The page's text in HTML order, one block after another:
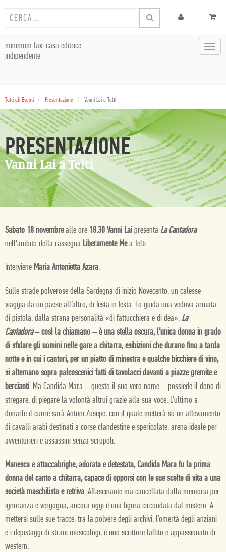
minimum fax: casa editrice
indipendente
Tutti gli Eventi Presentazione Vanni Lai a Telti
PRESENTAZIONE
Vanni Lai a Telti
Sabato 18 novembrealle ore 18.30 Vanni Lai presenta La Cantadora
nell'ambito della rassegna Liberamente Mea Telti.
Interviene Maria Antonietta Azara.
Sulle strade polverose della Sardegna di inizio Novecento, un calesse
viaggia da un paese all’altro, di festa in festa. Lo guida una vedova armata
di pistola, dalla strana personalità «di fattucchiera e di dea». La
Cantadora– così la chiamano – è una stella oscura, l’unica donna in grado
di sfidare gli uomini nelle gare a chitarra, esibizioni che durano fino a tarda
notte e in cui i cantori, per un piatto di minestra e qualche bicchiere di vino,
si alternano sopra palcoscenici fatti di tavolacci davanti a piazze gremite e
bercianti. Ma Candida Mara – questo il suo vero nome – possiede il dono di
stregare, di piegare la volontà altrui grazie alla sua voce. L’ultimo a
donarle il cuore sarà Antoni Zusepe, con il quale metterà su un allevamento
di cavalli arabi destinati a corse clandestine e spericolate, arena ideale per
avventurieri e assassini senza scrupoli.
Manesca e attaccabrighe, adorata e detestata, Candida Mara fu la prima
donna del canto a chitarra, capace di opporsi con le sue scelte di vita a una
società maschilista e retriva. Affascinante ma cancellata dalla memoria per
ignoranza e vergogna, ancora oggi è una figura circondata dal mistero. A
mettersi sulle sue tracce, tra la polvere degli archivi, l’omertà degli anziani
e i depistaggi di strani musicologi, è uno scrittore fallito e appassionato di
western.